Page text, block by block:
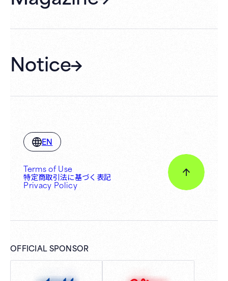
Hall Rental
Notice
EN
Terms of Use
特定商取引法に基づく表記
Privacy Policy
OFFICIAL SPONSOR